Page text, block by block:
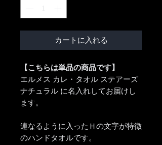
カートに入れる
【こちらは単品の商品です】
エルメス カレ・タオル ステアーズ
ナチュラル に名入れしてお届けし
ます。
連なるように入ったＨの文字が特徴
のハンドタオルです。